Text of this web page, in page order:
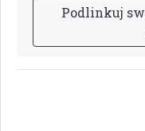
Podlinkuj sw